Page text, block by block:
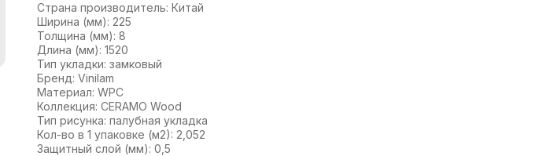
Страна производитель: Китай
Ширина (мм): 225
Толщина (мм): 8
Длина (мм): 1520
Тип укладки: замковый
Бренд: Vinilam
Материал: WPC
Коллекция: CERAMO Wood
Тип рисунка: палубная укладка
Кол-во в 1 упаковке (м2): 2,052
Защитный слой (мм): 0,5